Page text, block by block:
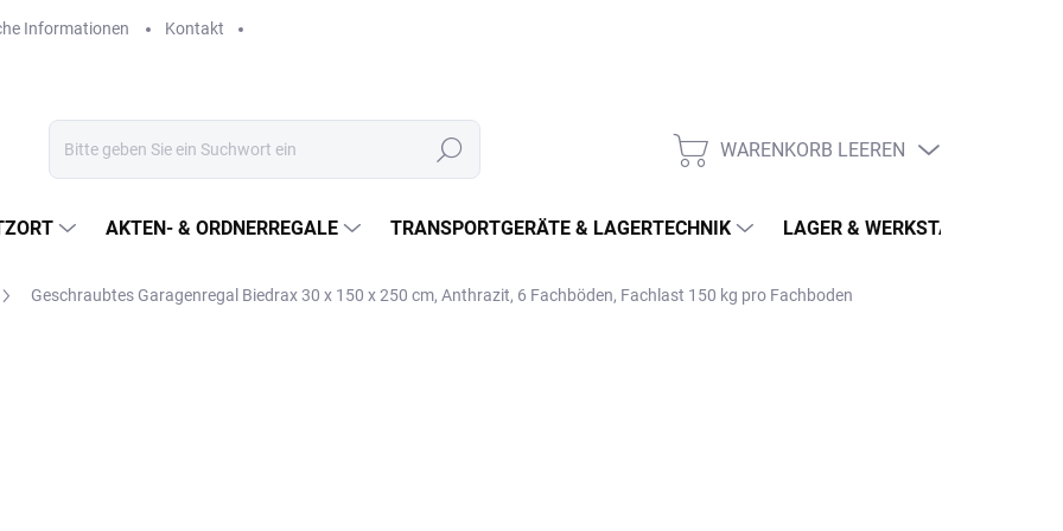
Informationen Kontakt
Suchen WARENKORB
WARENKORB LEEREN
AKTEN- & ORDNERREGALE TRANSPORTGERÄTE & LAGERTECHNIK LAGER & WERKSTATT
Geschraubtes Garagenregal Biedrax 30 x 150 x 250 cm, Anthrazit, 6 Fachböden, Fachlast 150 kg pro Fachboden